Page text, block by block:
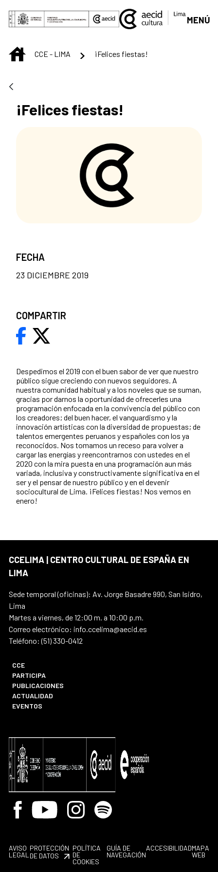
Saltar al contenido principal
MENÚ
INICIOCCE - LIMA ¡Felices fiestas!
¡Felices fiestas!
Despedimos el 2019 con el buen sabor de ver que nuestro
público sigue creciendo con nuevos seguidores. A
nuestra comunidad habitual y a los noveles que se suman,
gracias por darnos la oportunidad de ofrecerles una
programación enfocada en la convivencia del público con
los creadores; del buen hacer, el vanguardismo y la
innovación artísticas con la diversidad de propuestas; de
talentos emergentes peruanos y españoles con los ya
reconocidos. Nos tomamos un receso para volver a
cargar las energías y reencontrarnos con ustedes en el
2020 con la mira puesta en una programación aun más
variada, inclusiva y constructivamente significativa en el
ser y el pensar de nuestro público y en el devenir
sociocultural de Lima. ¡Felices fiestas! Nos vemos en
enero!
FECHA
23 DICIEMBRE 2019
COMPARTIR
CCELIMA | CENTRO CULTURAL DE ESPAÑA EN
LIMA
Sede temporal (oficinas): Av. Jorge Basadre 990, San Isidro,
Lima
Martes a viernes, de 12:00 m. a 10:00 p.m.
Correo electrónico: info.ccelima@aecid.es
Teléfono: (51) 330-0412
CCE
PARTICIPA
PUBLICACIONES
ACTUALIDAD
EVENTOS
Facebook
Youtube InstagramSpotify
AVISO
LEGAL
PROTECCIÓN
DE DATOS
POLÍTICA
DE
COOKIES
GUÍA DE
NAVEGACIÓN
ACCESIBILIDADMAPA
WEB